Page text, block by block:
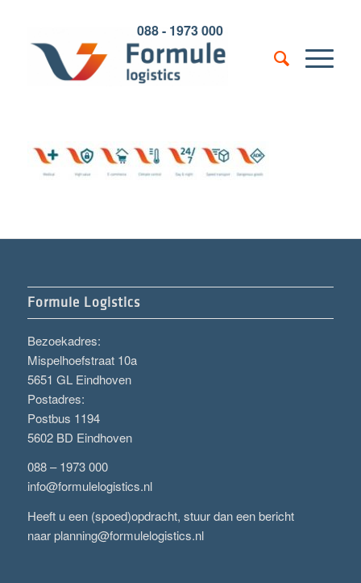
088 - 1973 000
Formule Logistics
Bezoekadres:
Mispelhoefstraat 10a
5651 GL Eindhoven
Postadres:
Postbus 1194
5602 BD Eindhoven
088 – 1973 000
info@formulelogistics.nl
Heeft u een (spoed)opdracht, stuur dan een bericht
naarplanning@formulelogistics.nl